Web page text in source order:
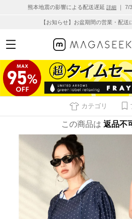
熊本地震の影響による配送遅延 詳細 ｜ 7/
【お知らせ】お盆期間の営業・配送
カテゴリ
この商品は 返品不